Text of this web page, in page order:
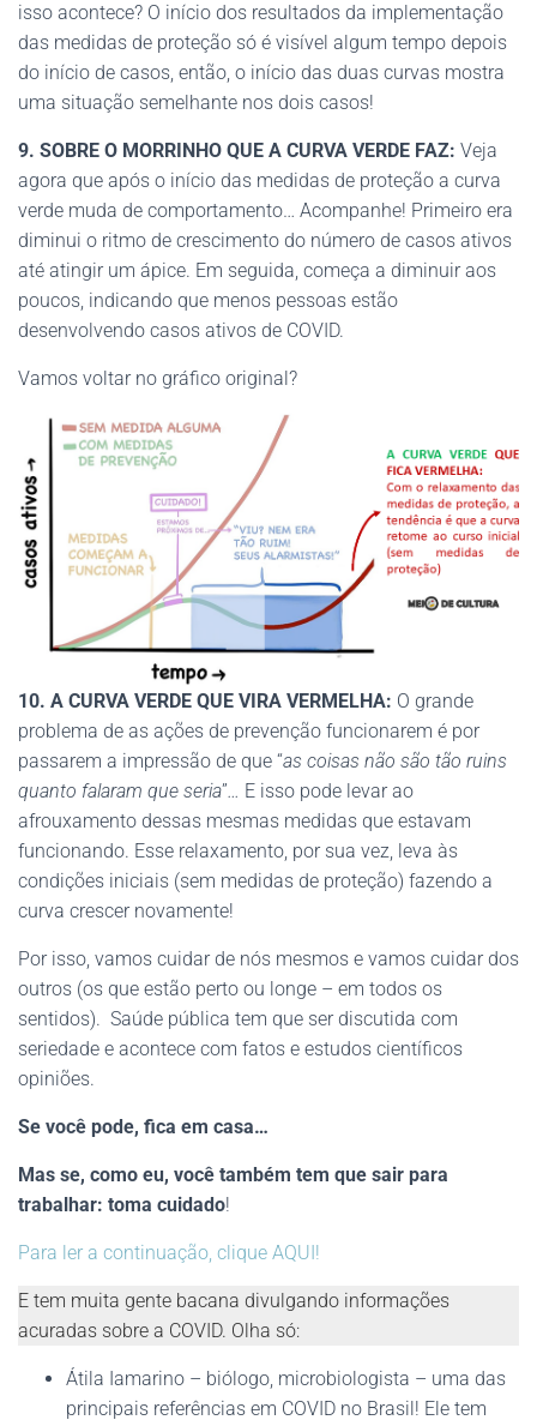
isso acontece? O início dos resultados da implementação
das medidas de proteção só é visível algum tempo depois
do início de casos, então, o início das duas curvas mostra
uma situação semelhante nos dois casos!
9. SOBRE O MORRINHO QUE A CURVA VERDE FAZ: Veja
agora que após o início das medidas de proteção a curva
verde muda de comportamento… Acompanhe! Primeiro era
diminui o ritmo de crescimento do número de casos ativos
até atingir um ápice. Em seguida, começa a diminuir aos
poucos, indicando que menos pessoas estão
desenvolvendo casos ativos de COVID.
Vamos voltar no gráfico original?
10. A CURVA VERDE QUE VIRA VERMELHA: O grande
problema de as ações de prevenção funcionarem é por
passarem a impressão de que “as coisas não são tão ruins
quanto falaram que seria”… E isso pode levar ao
afrouxamento dessas mesmas medidas que estavam
funcionando. Esse relaxamento, por sua vez, leva às
condições iniciais (sem medidas de proteção) fazendo a
curva crescer novamente!
Por isso, vamos cuidar de nós mesmos e vamos cuidar dos
outros (os que estão perto ou longe – em todos os
sentidos). Saúde pública tem que ser discutida com
seriedade e acontece com fatos e estudos científicos
opiniões.
Se você pode, fica em casa…
Mas se, como eu, você também tem que sair para
trabalhar: toma cuidado!
Para ler a continuação, clique AQUI!
E tem muita gente bacana divulgando informações
acuradas sobre a COVID. Olha só:
Átila Iamarino – biólogo, microbiologista – uma das
principais referências em COVID no Brasil! Ele tem